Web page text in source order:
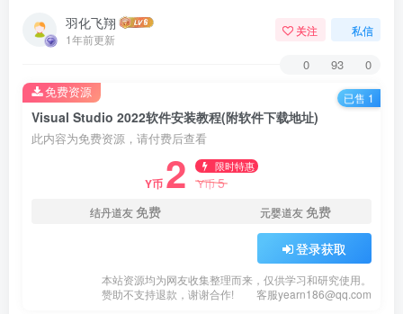
羽化飞翔
1年前更新
关注 私信
0 93 0
Visual Studio 2022软件安装教程(附软件下载地址)
此内容为免费资源，请付费后查看
Y币 2 限时特惠
Y币5
结丹道友免费 元婴道友免费
登录获取
本站资源均为网友收集整理而来，仅供学习和研究使用。
赞助不支持退款，谢谢合作!
客服yearn186@qq.com
免费资源 已售 1